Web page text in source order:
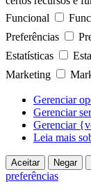
Funcional
Preferências
Estatísticas
Marketing
Gerenciar
Gerenciar
Gerenciar
Leia mais
Aceitar Negar
preferências